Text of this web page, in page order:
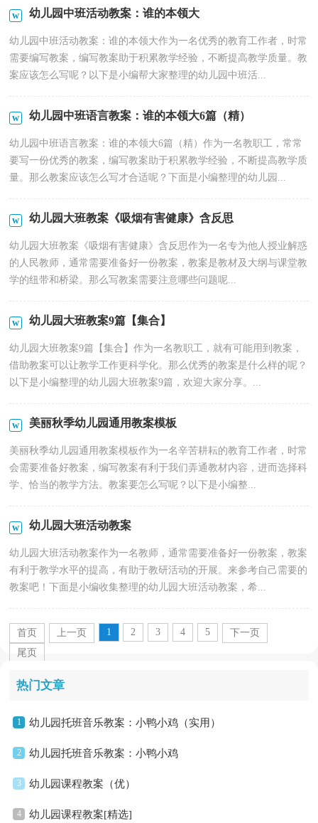
幼儿园中班活动教案：谁的本领大
幼儿园中班活动教案：谁的本领大作为一名优秀的教育工作者，时常
需要编写教案，编写教案助于积累教学经验，不断提高教学质量。教
案应该怎么写呢？以下是小编帮大家整理的幼儿园中班活...
幼儿园中班语言教案：谁的本领大6篇（精）
幼儿园中班语言教案：谁的本领大6篇（精）作为一名教职工，常常
要写一份优秀的教案，编写教案助于积累教学经验，不断提高教学质
量。那么教案应该怎么写才合适呢？下面是小编整理的幼儿园...
幼儿园大班教案《吸烟有害健康》含反思
幼儿园大班教案《吸烟有害健康》含反思作为一名专为他人授业解惑
的人民教师，通常需要准备好一份教案，教案是教材及大纲与课堂教
学的纽带和桥梁。那么写教案需要注意哪些问题呢...
幼儿园大班教案9篇【集合】
幼儿园大班教案9篇【集合】作为一名教职工，就有可能用到教案，
借助教案可以让教学工作更科学化。那么优秀的教案是什么样的呢？
以下是小编整理的幼儿园大班教案9篇，欢迎大家分享。...
美丽秋季幼儿园通用教案模板
美丽秋季幼儿园通用教案模板作为一名辛苦耕耘的教育工作者，时常
会需要准备好教案，编写教案有利于我们弄通教材内容，进而选择科
学、恰当的教学方法。教案要怎么写呢？以下是小编整...
幼儿园大班活动教案
幼儿园大班活动教案作为一名教师，通常需要准备好一份教案，教案
有利于教学水平的提高，有助于教研活动的开展。来参考自己需要的
教案吧！下面是小编收集整理的幼儿园大班活动教案，希...
首页 上一页 1 2 3 4 5
下一页
尾页
热门文章
1 幼儿园托班音乐教案：小鸭小鸡（实用）
2 幼儿园托班音乐教案：小鸭小鸡
3 幼儿园课程教案（优）
4 幼儿园课程教案[精选]